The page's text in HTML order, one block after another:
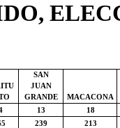
SAN
JUAN
GRANDE
MACACONA
13
18
239
213